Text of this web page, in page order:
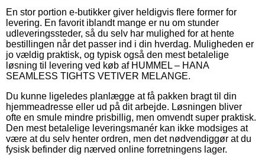
En stor portion e-butikker giver heldigvis flere former for
levering. En favorit iblandt mange er nu om stunder
udleveringssteder, så du selv har mulighed for at hente
bestillingen når det passer ind i din hverdag. Muligheden er
jo vældig praktisk, og typisk også den mest betalelige
løsning til levering ved køb af HUMMEL – HANA
SEAMLESS TIGHTS VETIVER MELANGE.
Du kunne ligeledes planlægge at få pakken bragt til din
hjemmeadresse eller ud på dit arbejde. Løsningen bliver
ofte en smule mindre prisbillig, men omvendt super praktisk.
Den mest betalelige leveringsmanér kan ikke modsiges at
være at du selv henter ordren, men det nødvendiggør at du
fysisk befinder dig nærved online forretningens lager.